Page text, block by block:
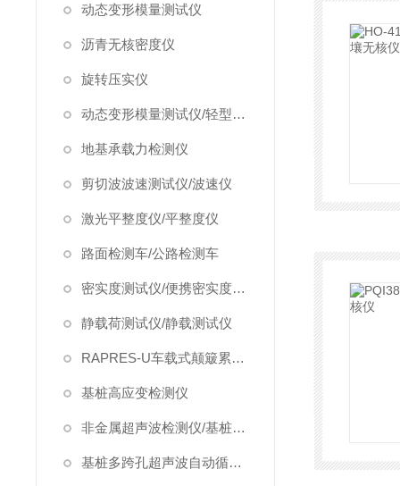
动态变形模量测试仪
沥青无核密度仪
旋转压实仪
动态变形模量测试仪/轻型落锤试验仪
地基承载力检测仪
剪切波波速测试仪/波速仪
激光平整度仪/平整度仪
路面检测车/公路检测车
密实度测试仪/便携密实度检测仪
静载荷测试仪/静载测试仪
RAPRES-U车载式颠簸累积仪/颠簸累积仪
基桩高应变检测仪
非金属超声波检测仪/基桩超声波检测仪
基桩多跨孔超声波自动循测仪